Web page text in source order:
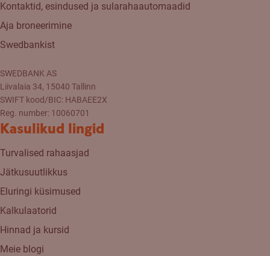
Kontaktid, esindused ja sularahaautomaadid
Aja broneerimine
Swedbankist
SWEDBANK AS
Liivalaia 34, 15040 Tallinn
SWIFT kood/BIC: HABAEE2X
Reg. number: 10060701
Kasulikud lingid
Turvalised rahaasjad
Jätkusuutlikkus
Eluringi küsimused
Kalkulaatorid
Hinnad ja kursid
Meie blogi